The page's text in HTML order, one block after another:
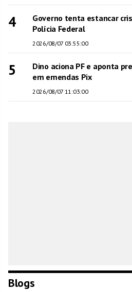
4
Governo tenta estancar
Polícia Federal
2026/08/07 03:55:00
5
Dino aciona PF e aponta
em emendas Pix
2026/08/07 11:03:00
Blogs